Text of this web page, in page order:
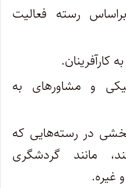
رسته فعالیت
کارآفرینان.
و مشاورهای به
در رسته‌هایی که
مانند گردشگری
غیره.